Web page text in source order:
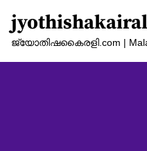
theജ്യോതിഷകൈരളി.com |